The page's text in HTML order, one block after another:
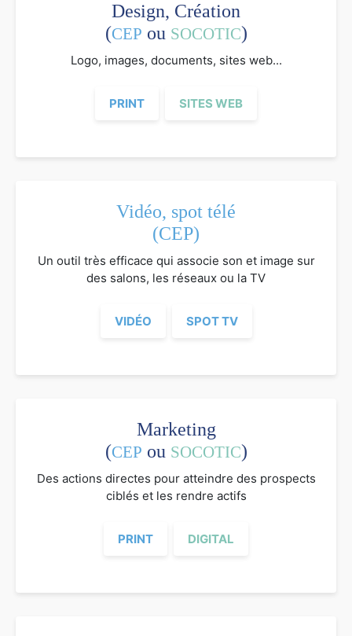
Design, Création
(CEP ou SOCOTIC)
Logo, images, documents, sites web...
PRINT SITES WEB
Vidéo, spot télé
(CEP)
Un outil très efficace qui associe son et image sur
des salons, les réseaux ou la TV
VIDÉO SPOT TV
Marketing
(CEP ou SOCOTIC)
Des actions directes pour atteindre des prospects
ciblés et les rendre actifs
PRINT DIGITAL